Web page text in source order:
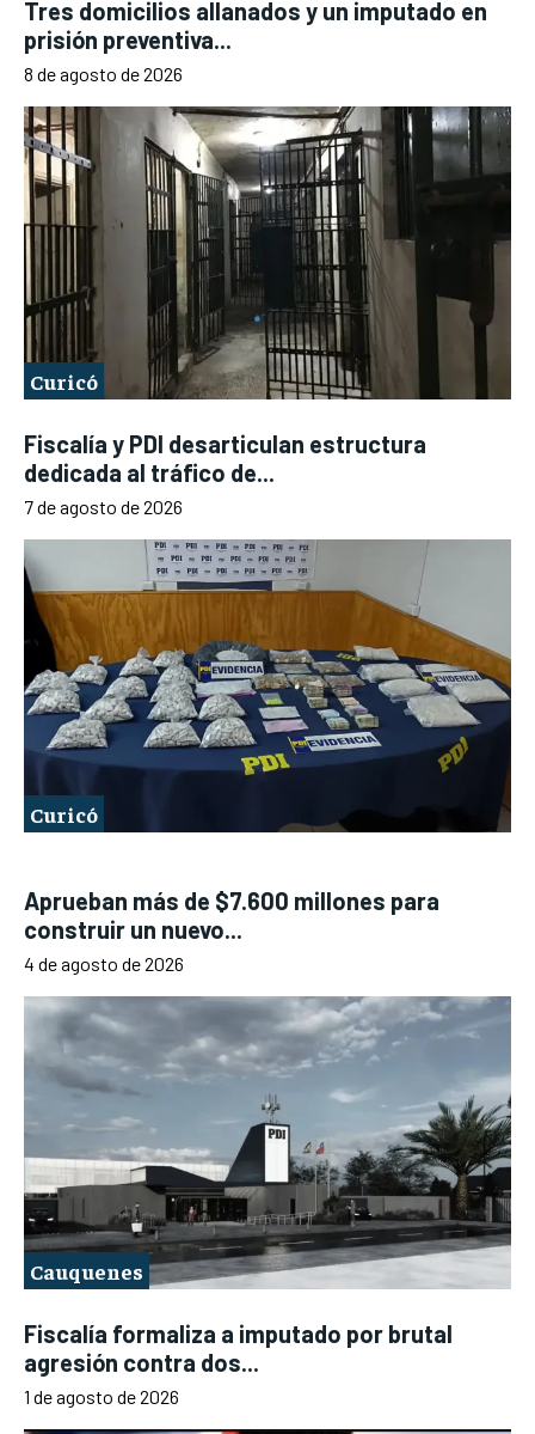
Tres domicilios allanados y un imputado en
prisión preventiva...
8 de agosto de 2026
Curicó
Fiscalía y PDI desarticulan estructura
dedicada al tráfico de...
7 de agosto de 2026
Curicó
Aprueban más de $7.600 millones para
construir un nuevo...
4 de agosto de 2026
Cauquenes
Fiscalía formaliza a imputado por brutal
agresión contra dos...
1 de agosto de 2026